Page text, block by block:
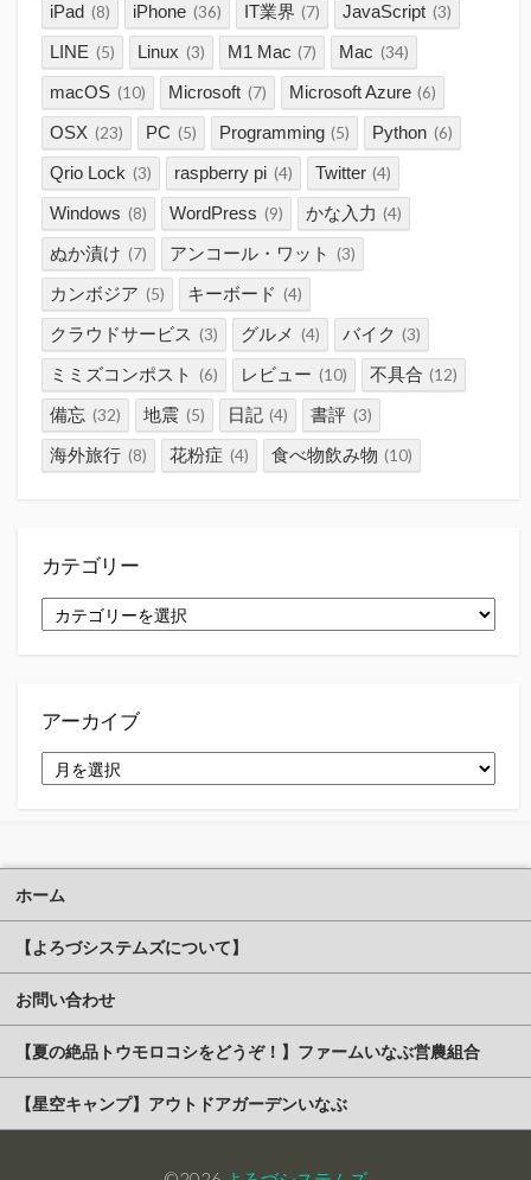
iPad (8) iPhone (36) IT業界 (7) JavaScript (3)
LINE (5) Linux (3) M1 Mac (7) Mac (34)
macOS (10) Microsoft (7) Microsoft Azure (6)
OSX (23) PC (5) Programming (5) Python (6)
Qrio Lock (3) raspberry pi (4) Twitter (4)
Windows (8) WordPress (9) かな入力 (4)
ぬか漬け (7) アンコール・ワット (3)
カンボジア (5) キーボード (4)
クラウドサービス (3) グルメ (4) バイク (3)
ミミズコンポスト (6) レビュー (10) 不具合 (12)
備忘 (32) 地震 (5) 日記 (4) 書評 (3)
海外旅行 (8) 花粉症 (4) 食べ物飲み物 (10)
カテゴリー
テ
アーカイブ
ー
ホーム
【よろづシステムズについて】
お問い合わせ
【夏の絶品トウモロコシをどうぞ！】ファームいなぶ営農組合
【星空キャンプ】アウトドアガーデンいなぶ